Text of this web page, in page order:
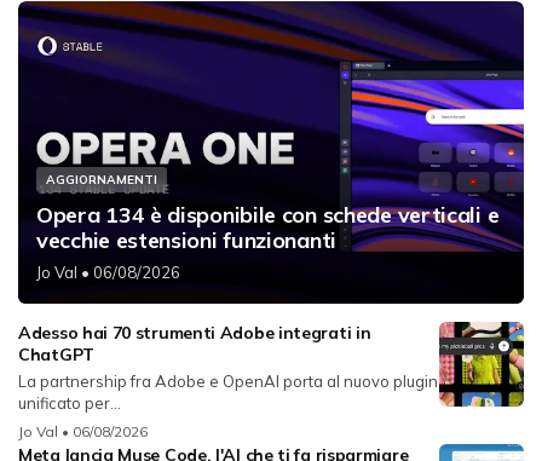
AGGIORNAMENTI
Opera 134 è disponibile con schede verticali e
vecchie estensioni funzionanti
Jo Val • 06/08/2026
Adesso hai 70 strumenti Adobe integrati in
ChatGPT
La partnership fra Adobe e OpenAI porta al nuovo plugin
unificato per...
Jo Val • 06/08/2026
Meta lancia Muse Code, l'AI che ti fa risparmiare